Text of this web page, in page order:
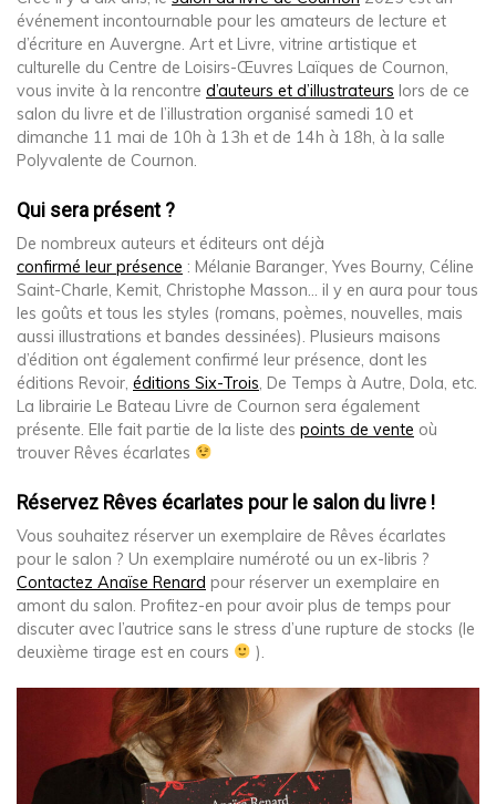
événement incontournable pour les amateurs de lecture et
d’écriture en Auvergne. Art et Livre, vitrine artistique et
culturelle du Centre de Loisirs-Œuvres Laïques de Cournon,
vous invite à la rencontre d’auteurs et d’illustrateurs lors de ce
salon du livre et de l’illustration organisé samedi 10 et
dimanche 11 mai de 10h à 13h et de 14h à 18h, à la salle
Polyvalente de Cournon.
Qui sera présent ?
De nombreux auteurs et éditeurs ont déjà
confirmé leur présence : Mélanie Baranger, Yves Bourny, Céline
Saint-Charle, Kemit, Christophe Masson… il y en aura pour tous
les goûts et tous les styles (romans, poèmes, nouvelles, mais
aussi illustrations et bandes dessinées). Plusieurs maisons
d’édition ont également confirmé leur présence, dont les
éditions Revoir, éditions Six-Trois, De Temps à Autre, Dola, etc.
La librairie Le Bateau Livre de Cournon sera également
présente. Elle fait partie de la liste des points de vente où
trouver Rêves écarlates
Réservez Rêves écarlates pour le salon du livre !
Vous souhaitez réserver un exemplaire de Rêves écarlates
pour le salon ? Un exemplaire numéroté ou un ex-libris ?
Contactez Anaïse Renard pour réserver un exemplaire en
amont du salon. Profitez-en pour avoir plus de temps pour
discuter avec l’autrice sans le stress d’une rupture de stocks (le
deuxième tirage est en cours
).